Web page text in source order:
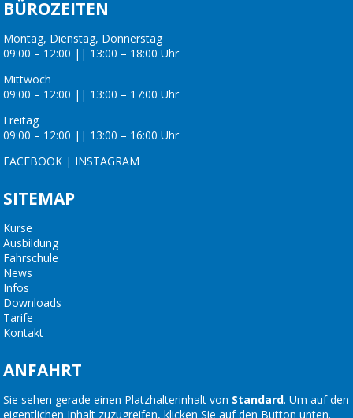
BÜROZEITEN
Montag, Dienstag, Donnerstag
09:00 – 12:00 || 13:00 – 18:00 Uhr
Mittwoch
09:00 – 12:00 || 13:00 – 17:00 Uhr
Freitag
09:00 – 12:00 || 13:00 – 16:00 Uhr
FACEBOOK | INSTAGRAM
SITEMAP
Kurse
Ausbildung
Fahrschule
News
Infos
Downloads
Tarife
Kontakt
ANFAHRT
Sie sehen gerade einen Platzhalterinhalt von Standard. Um auf den
eigentlichen Inhalt zuzugreifen, klicken Sie auf den Button unten.